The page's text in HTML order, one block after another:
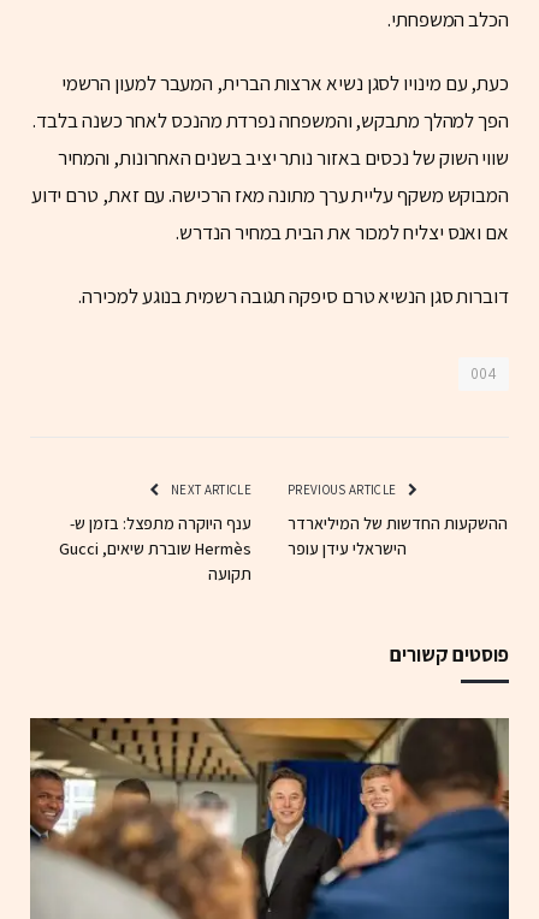
הכלב המשפחתי.
כעת, עם מינויו לסגן נשיא ארצות הברית, המעבר למעון הרשמי
הפך למהלך מתבקש, והמשפחה נפרדת מהנכס לאחר כשנה בלבד.
שווי השוק של נכסים באזור נותר יציב בשנים האחרונות, והמחיר
המבוקש משקף עליית ערך מתונה מאז הרכישה. עם זאת, טרם ידוע
אם ואנס יצליח למכור את הבית במחיר הנדרש.
דוברות סגן הנשיא טרם סיפקה תגובה רשמית בנוגע למכירה.
004
ההשקעות החדשות של המיליארדר
הישראלי עידן עופר
NEXT ARTICLE
ענף היוקרה מתפצל: בזמן ש-
Hermès שוברת שיאים, Gucci
תקועה
פוסטים קשורים